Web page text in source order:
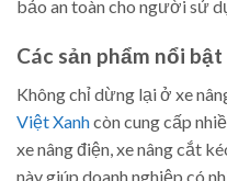
bảo an toàn cho người sử
Các sản phẩm nổi bật
Không chỉ dừng lại ở xe
Việt Xanhcòn cung cấp
xe nâng điện, xe nâng cắt
này giúp doanh nghiệp có